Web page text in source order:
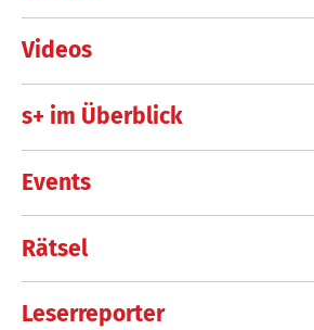
Videos
s+ im Überblick
Events
Rätsel
Leserreporter